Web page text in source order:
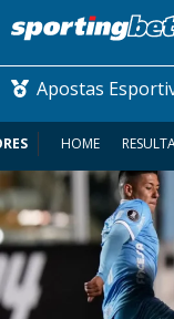
Apostas
HOME